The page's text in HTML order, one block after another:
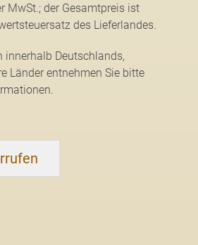
MwSt.; der Gesamtpreis ist
des Lieferlandes.
innerhalb Deutschlands,
Länder entnehmen Sie bitte
.